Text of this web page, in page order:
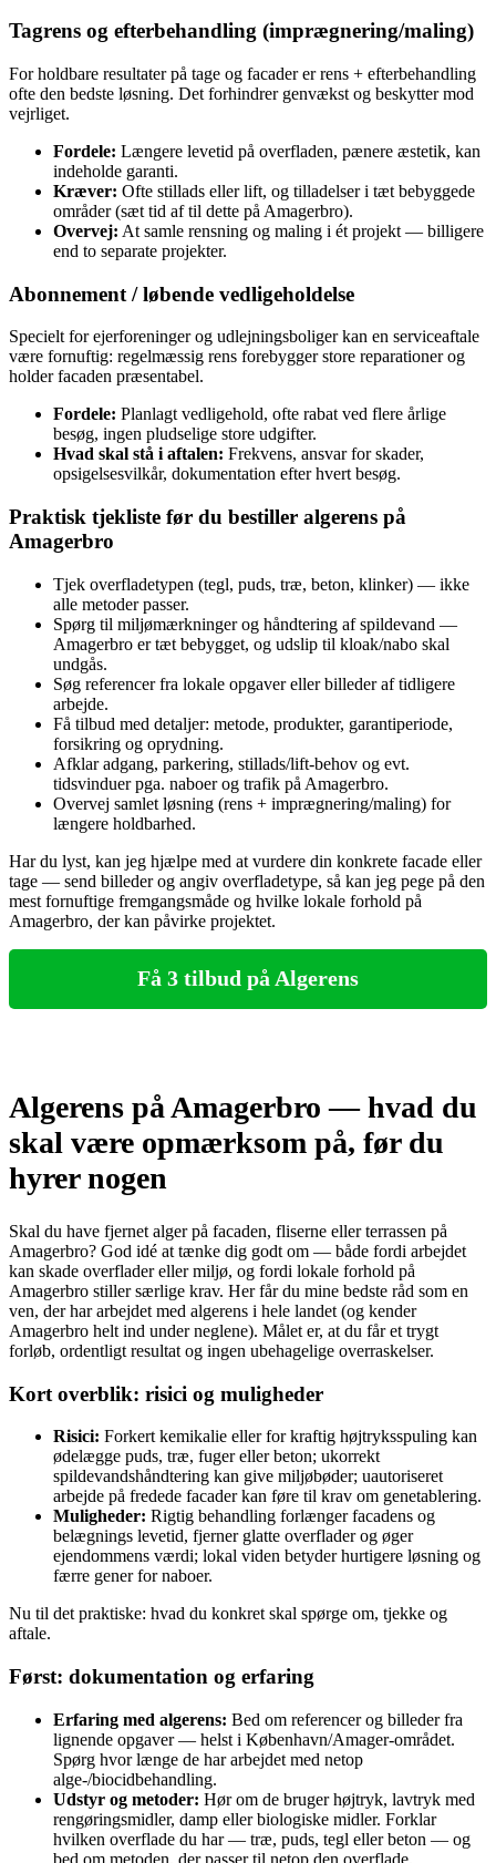
Tagrens og efterbehandling (imprægnering/maling)
For holdbare resultater på tage og facader er rens + efterbehandling
ofte den bedste løsning. Det forhindrer genvækst og beskytter mod
vejrliget.
Fordele: Længere levetid på overfladen, pænere æstetik, kan
indeholde garanti.
Kræver: Ofte stillads eller lift, og tilladelser i tæt bebyggede
områder (sæt tid af til dette på Amagerbro).
Overvej: At samle rensning og maling i ét projekt — billigere
end to separate projekter.
Abonnement / løbende vedligeholdelse
Specielt for ejerforeninger og udlejningsboliger kan en serviceaftale
være fornuftig: regelmæssig rens forebygger store reparationer og
holder facaden præsentabel.
Fordele: Planlagt vedligehold, ofte rabat ved flere årlige
besøg, ingen pludselige store udgifter.
Hvad skal stå i aftalen: Frekvens, ansvar for skader,
opsigelsesvilkår, dokumentation efter hvert besøg.
Praktisk tjekliste før du bestiller algerens på
Amagerbro
Tjek overfladetypen (tegl, puds, træ, beton, klinker) — ikke
alle metoder passer.
Spørg til miljømærkninger og håndtering af spildevand —
Amagerbro er tæt bebygget, og udslip til kloak/nabo skal
undgås.
Søg referencer fra lokale opgaver eller billeder af tidligere
arbejde.
Få tilbud med detaljer: metode, produkter, garantiperiode,
forsikring og oprydning.
Afklar adgang, parkering, stillads/lift-behov og evt.
tidsvinduer pga. naboer og trafik på Amagerbro.
Overvej samlet løsning (rens + imprægnering/maling) for
længere holdbarhed.
Har du lyst, kan jeg hjælpe med at vurdere din konkrete facade eller
tage — send billeder og angiv overfladetype, så kan jeg pege på den
mest fornuftige fremgangsmåde og hvilke lokale forhold på
Amagerbro, der kan påvirke projektet.
Få 3 tilbud på Algerens
Algerens på Amagerbro — hvad du
skal være opmærksom på, før du
hyrer nogen
Skal du have fjernet alger på facaden, fliserne eller terrassen på
Amagerbro? God idé at tænke dig godt om — både fordi arbejdet
kan skade overflader eller miljø, og fordi lokale forhold på
Amagerbro stiller særlige krav. Her får du mine bedste råd som en
ven, der har arbejdet med algerens i hele landet (og kender
Amagerbro helt ind under neglene). Målet er, at du får et trygt
forløb, ordentligt resultat og ingen ubehagelige overraskelser.
Kort overblik: risici og muligheder
Risici: Forkert kemikalie eller for kraftig højtryksspuling kan
ødelægge puds, træ, fuger eller beton; ukorrekt
spildevandshåndtering kan give miljøbøder; uautoriseret
arbejde på fredede facader kan føre til krav om genetablering.
Muligheder: Rigtig behandling forlænger facadens og
belægnings levetid, fjerner glatte overflader og øger
ejendommens værdi; lokal viden betyder hurtigere løsning og
færre gener for naboer.
Nu til det praktiske: hvad du konkret skal spørge om, tjekke og
aftale.
Først: dokumentation og erfaring
Erfaring med algerens: Bed om referencer og billeder fra
lignende opgaver — helst i København/Amager-området.
Spørg hvor længe de har arbejdet med netop
alge-/biocidbehandling.
Udstyr og metoder: Hør om de bruger højtryk, lavtryk med
rengøringsmidler, damp eller biologiske midler. Forklar
hvilken overflade du har — træ, puds, tegl eller beton — og
bed om metoden, der passer til netop den overflade.